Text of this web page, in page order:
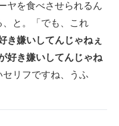
ヤを食べさせられるん
と。「でも、これ
き嫌いしてんじゃねぇ
好き嫌いしてんじゃね
リフですね、うふ